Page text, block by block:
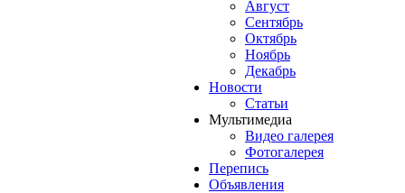
Август
Сентябрь
Октябрь
Ноябрь
Декабрь
Новости
Статьи
Мультимедиа
Видео галерея
Фотогалерея
Перепись
Объявления